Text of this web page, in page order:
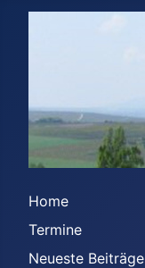
Home
Termine
Neueste Beiträge